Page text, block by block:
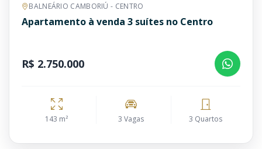
BALNEÁRIO CAMBORIÚ - CENTRO
Apartamento à venda 3 suítes no Centro
R$ 2.750.000
143 m² 3 Vagas 3 Quartos